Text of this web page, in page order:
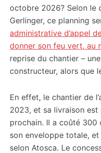
octobre 2026? Selon le
Gerlinger, ce planning
administrative d’appel
donner son feu vert, au
reprise du chantier –
constructeur, alors que
En effet, le chantier de
2023, et sa livraison est
prochain. Il a coûté 300
son enveloppe totale,
selon Atosca. Le